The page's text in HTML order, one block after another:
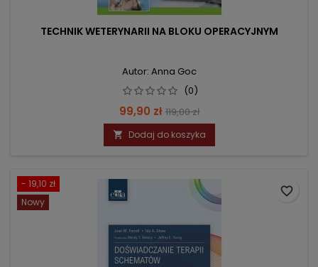
TECHNIK WETERYNARII NA BLOKU OPERACYJNYM
Autor: Anna Goc
(0)
Cena
99,90 zł Cena
podstawowa
119,00 zł
 Dodaj do koszyka
- 19,10 zł
Nowy
favorite_border